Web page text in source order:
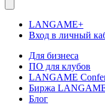
LANGAME+
Вход в личный
Для бизнеса
ПО для клубов
LANGAME
Биржа
Блог